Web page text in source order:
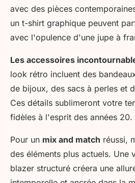
avec des pièces
un t-shirt graphique peuvent
avec l'opulence d'une jupe à
Les accessoires
look rétro incluent des
de bijoux, des sacs à perles et
Ces détails sublimeront votre
fidèles à l'esprit des années 20.
Pour un mix and match réussi,
des éléments plus actuels. Une
blazer structuré créera une